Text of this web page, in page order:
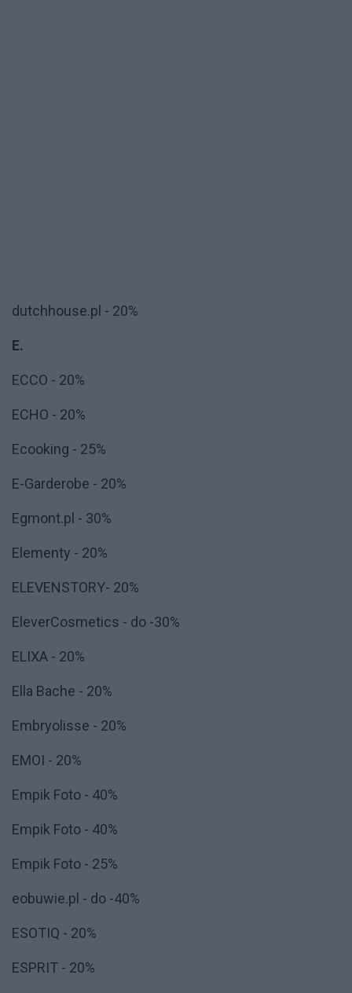
dutchhouse.pl - 20%
E.
ECCO - 20%
ECHO - 20%
Ecooking - 25%
E-Garderobe - 20%
Egmont.pl - 30%
Elementy - 20%
ELEVENSTORY- 20%
EleverCosmetics - do -30%
ELIXA - 20%
Ella Bache - 20%
Embryolisse - 20%
EMOI - 20%
Empik Foto - 40%
Empik Foto - 40%
Empik Foto - 25%
eobuwie.pl - do -40%
ESOTIQ - 20%
ESPRIT - 20%